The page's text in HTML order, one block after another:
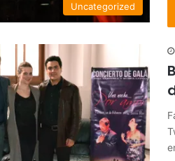
Uncategorized